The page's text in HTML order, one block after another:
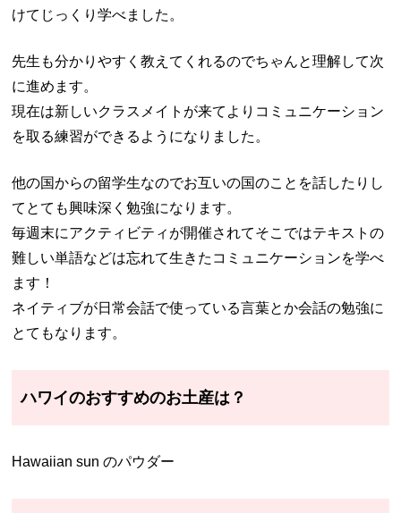
けてじっくり学べました。
先生も分かりやすく教えてくれるのでちゃんと理解して次
に進めます。
現在は新しいクラスメイトが来てよりコミュニケーション
を取る練習ができるようになりました。
他の国からの留学生なのでお互いの国のことを話したりし
てとても興味深く勉強になります。
毎週末にアクティビティが開催されてそこではテキストの
難しい単語などは忘れて生きたコミュニケーションを学べ
ます！
ネイティブが日常会話で使っている言葉とか会話の勉強に
とてもなります。
ハワイのおすすめのお土産は？
Hawaiian sun のパウダー